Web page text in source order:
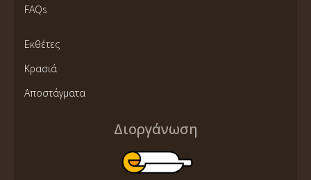
FAQs
Εκθέτες
Κρασιά
Αποστάγματα
Διοργάνωση